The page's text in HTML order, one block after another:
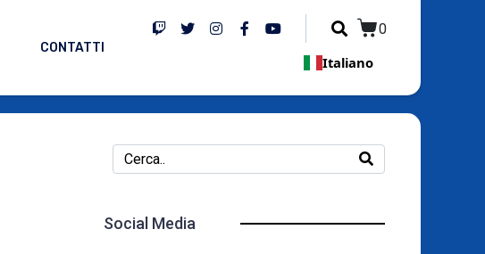
CONTATTI
0
Italiano
Social Media